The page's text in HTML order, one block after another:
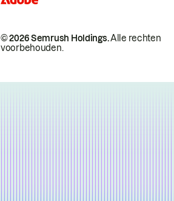
© 2026 Semrush Holdings.Alle rechten
voorbehouden.